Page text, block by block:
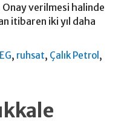
verilmesi halinde
itibaren iki yıl daha
, ruhsat, Çalık Petrol ,